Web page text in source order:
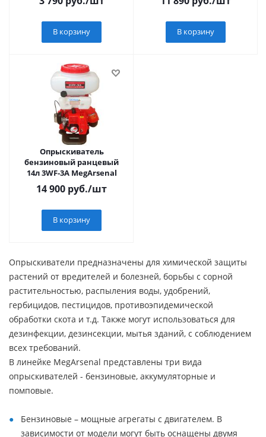
В корзину В корзину
Опрыскиватель
бензиновый ранцевый
14л 3WF-3A MegArsenal
14 900 руб./шт
В корзину
Опрыскиватели предназначены для химической защиты
растений от вредителей и болезней, борьбы с сорной
растительностью, распыления воды, удобрений,
гербицидов, пестицидов, противоэпидемической
обработки скота и т.д. Также могут использоваться для
дезинфекции, дезинсекции, мытья зданий, с соблюдением
всех требований.
В линейке MegArsenal представлены три вида
опрыскивателей - бензиновые, аккумуляторные и
помповые.
Бензиновые – мощные агрегаты с двигателем. В
зависимости от модели могут быть оснащены двумя